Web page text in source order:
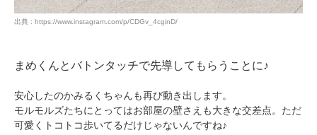
出典 : https://www.instagram.com/p/CDGv_4cginD/
まめくんとバトンタッチで先導してもらうことに♪
安心したのかみるくちゃんも再び動き出します。
モルモルズたちにとってはお部屋の壁さえも大きな交差点。ただ
可愛くトコトコ歩いてるだけじゃないんですね♪